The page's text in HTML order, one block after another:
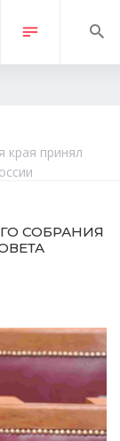
края принял
СОБРАНИЯ